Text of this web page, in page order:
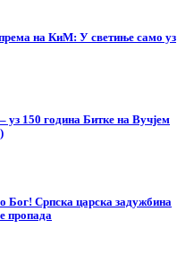
на КиМ: У светиње само уз
150 година Битке на Вучјем
Бог! Српска царска задужбина
пропада